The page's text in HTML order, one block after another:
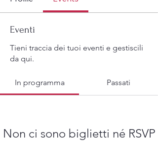
Eventi
Tieni traccia dei tuoi eventi e gestiscili
da qui.
In programma Passati
Non ci sono biglietti né RSVP